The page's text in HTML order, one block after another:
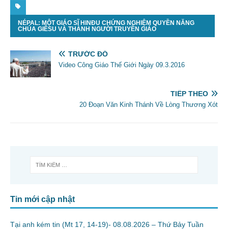
NÉPAL: MỘT GIÁO SĨ HINĐU CHỨNG NGHIỆM QUYỀN NĂNG
CHÚA GIÊSU VÀ THÀNH NGƯỜI TRUYỀN GIÁO
TRƯỚC ĐÓ
Video Công Giáo Thế Giới Ngày 09.3.2016
TIẾP THEO
20 Đoạn Văn Kinh Thánh Về Lòng Thương Xót
Tin mới cập nhật
Tại anh kém tin (Mt 17, 14-19)- 08.08.2026 – Thứ Bảy Tuần